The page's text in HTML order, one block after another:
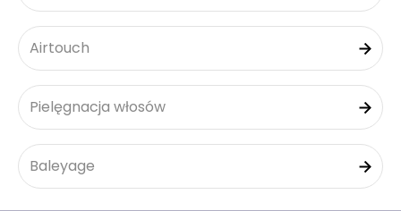
Airtouch
Pielęgnacja włosów
Baleyage